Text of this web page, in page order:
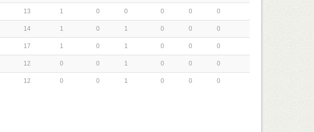
13 1 0 0 0 0 0
14 1 0 1 0 0 0
17 1 0 1 0 0 0
12 0 0 1 0 0 0
12 0 0 1 0 0 0